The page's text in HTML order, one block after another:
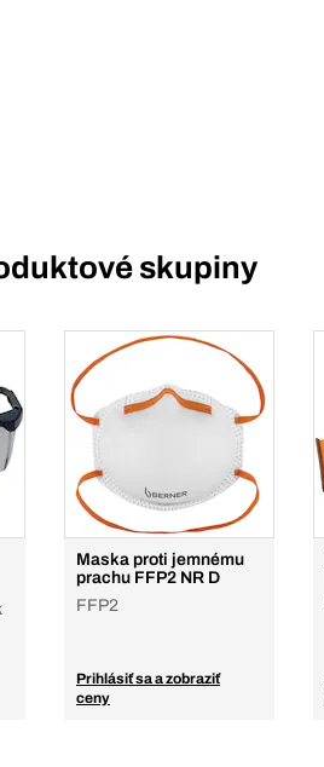
skupiny
Maska proti jemnému
prachu FFP2 NR D
FFP2
Prihlásiť sa a zobraziť
ceny